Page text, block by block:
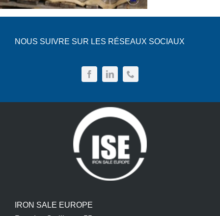
NOUS SUIVRE SUR LES RÉSEAUX SOCIAUX
IRON SALE EUROPE